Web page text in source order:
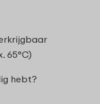
65°C)
hebt?